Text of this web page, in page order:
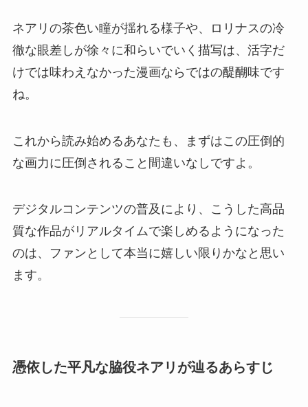
ネアリの茶色い瞳が揺れる様子や、ロリナスの冷
徹な眼差しが徐々に和らいでいく描写は、活字だ
けでは味わえなかった漫画ならではの醍醐味です
ね。
これから読み始めるあなたも、まずはこの圧倒的
な画力に圧倒されること間違いなしですよ。
デジタルコンテンツの普及により、こうした高品
質な作品がリアルタイムで楽しめるようになった
のは、ファンとして本当に嬉しい限りかなと思い
ます。
憑依した平凡な脇役ネアリが辿るあらすじ